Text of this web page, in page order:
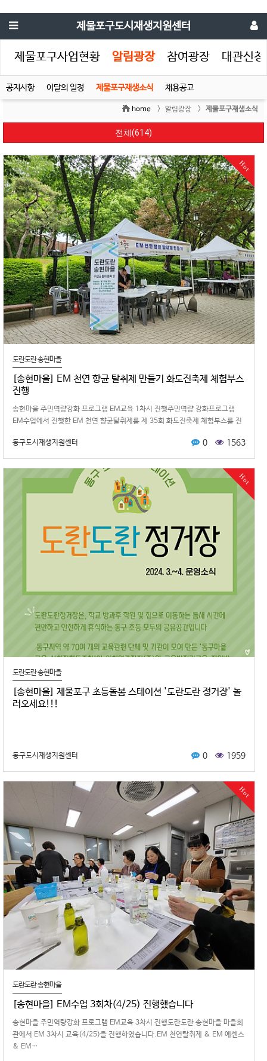
제물포구도시재생지원센터
제물포구사업현황 알림광장 참여광장 대관신청
공지사항 이달의 일정 제물포구재생소식 채용공고
home > 알림광장 > 제물포구재생소식
전체(614)
Hot
도란도란 송현마을
[송현마을] EM 천연 향균 탈취제 만들기 화도진축제 체험부스
진행
송현마을 주민역량강화 프로그램 EM교육 1차시 진행주민역량 강화프로그램
EM수업에서 진행한 EM 천연 향균탈취제를 제 35회 화도진축제 체험부스를 진
동구도시재생지원센터
0 1563
Hot
도란도란 송현마을
[송현마을] 제물포구 초등돌봄 스테이션 '도란도란 정거장' 놀
러오세요!!!
동구도시재생지원센터 0 1959
Hot
도란도란 송현마을
[송현마을] EM수업 3회차(4/25) 진행했습니다
송현마을 주민역량강화 프로그램 EM교육 3차시 진행도란도란 송현마을 마을회
관에서 EM 3차시 교육(4/25)을 진행하였습니다.EM 천연탈취제 & EM 에센스
& EM…